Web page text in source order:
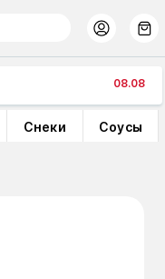
08.08
Снеки Соусы